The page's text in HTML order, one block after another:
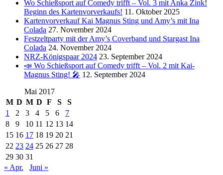
Wo Schießsport auf Comedy trifft – Vol. 3 mit Anka Zink!
Beginn des Kartenvorverkaufs! 11. Oktober 2025
Kartenvorverkauf Kai Magnus Sting und Amy’s mit Ina
Colada 27. November 2024
Festzeltparty mit der Amy’s Coverband und Stargast Ina
Colada 24. November 2024
NRZ-Königspaar 2024 23. September 2024
📣 Wo Schießsport auf Comedy trifft – Vol. 2 mit Kai-
Magnus Sting! 🎤 12. September 2024
Mai 2017
M D M D F S
S
1
2 3 4 5 6
7
8
9 10 11 12 13 14
15 16 17 18 19 20 21
22 23 24 25 26 27 28
29 30 31
« Apr.
Juni »